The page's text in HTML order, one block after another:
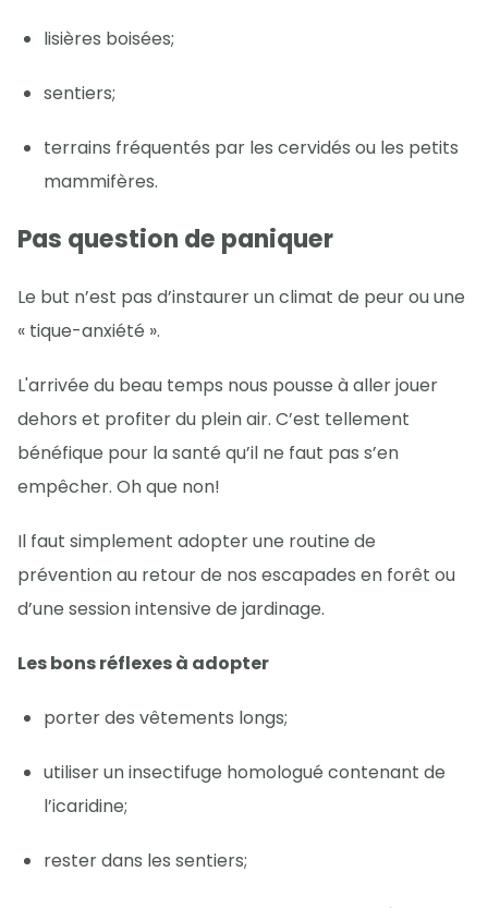
lisières boisées;
sentiers;
terrains fréquentés par les cervidés ou les petits
mammifères.
Pas question de paniquer
Le but n’est pas d’instaurer un climat de peur ou une
« tique-anxiété ».
L'arrivée du beau temps nous pousse à aller jouer
dehors et profiter du plein air. C’est tellement
bénéfique pour la santé qu’il ne faut pas s’en
empêcher. Oh que non!
Il faut simplement adopter une routine de
prévention au retour de nos escapades en forêt ou
d’une session intensive de jardinage.
Les bons réflexes à adopter
porter des vêtements longs;
utiliser un insectifuge homologué contenant de
l’icaridine;
rester dans les sentiers;